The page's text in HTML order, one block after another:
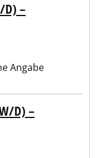
D) –
Angabe
W/D) –